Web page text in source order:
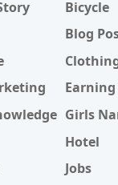
Bicycle
Blog
Earning
Girls
Hotel
Jobs